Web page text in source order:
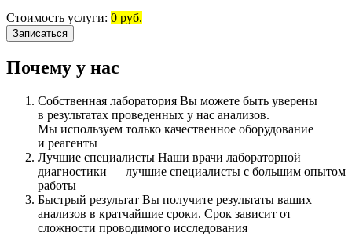
Стоимость услуги: 0 руб.
Записаться
Почему у нас
Собственная лаборатория Вы можете быть уверены
в результатах проведенных у нас анализов.
Мы используем только качественное оборудование
и реагенты
Лучшие специалисты Наши врачи лабораторной
диагностики — лучшие специалисты с большим опытом
работы
Быстрый результат Вы получите результаты ваших
анализов в кратчайшие сроки. Срок зависит от
сложности проводимого исследования